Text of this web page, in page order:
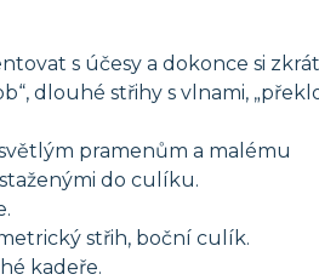
s účesy a dokonce si
dlouhé střihy s vlnami,
pramenům a malému
do culíku.
střih, boční culík.
kadeře.